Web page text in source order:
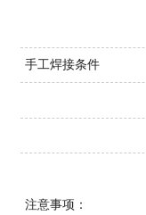
手工焊接条件
注意事项：